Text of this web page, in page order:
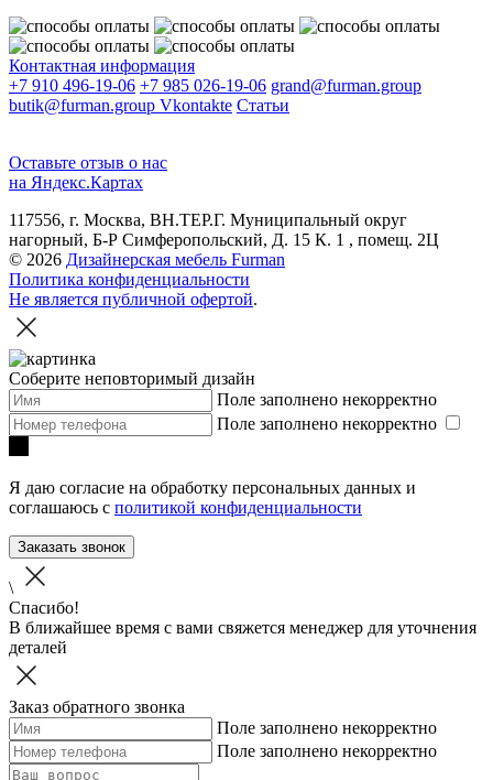
Контактная информация
+7 910 496-19-06 +7 985 026-19-06 grand@furman.group
butik@furman.group Vkontakte Статьи
Оставьте отзыв о нас
на Яндекс.Картах
117556, г. Москва, ВН.ТЕР.Г. Муниципальный округ
нагорный, Б-Р Симферопольский, Д. 15 К. 1 , помещ. 2Ц
© 2026 Дизайнерская мебель Furman
Политика конфиденциальности
Не является публичной офертой.
Соберите неповторимый дизайн
Поле заполнено некорректно
Поле заполнено некорректно
Я даю согласие на обработку персональных данных и
соглашаюсь с политикой конфиденциальности
Заказать звонок
\
Спасибо!
В ближайшее время с вами свяжется менеджер для уточнения
деталей
Заказ обратного звонка
Поле заполнено некорректно
Поле заполнено некорректно